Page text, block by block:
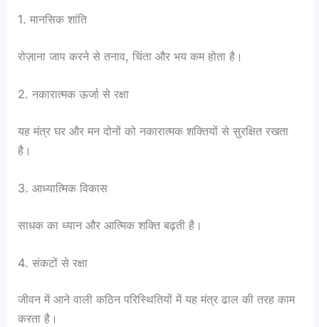
1. मानसिक शांति
रोज़ाना जाप करने से तनाव, चिंता और भय कम होता है।
2. नकारात्मक ऊर्जा से रक्षा
यह मंत्र घर और मन दोनों को नकारात्मक शक्तियों से सुरक्षित रखता
है।
3. आध्यात्मिक विकास
साधक का ध्यान और आत्मिक शक्ति बढ़ती है।
4. संकटों से रक्षा
जीवन में आने वाली कठिन परिस्थितियों में यह मंत्र ढाल की तरह काम
करता है।